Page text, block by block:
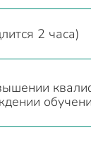
2 часа)